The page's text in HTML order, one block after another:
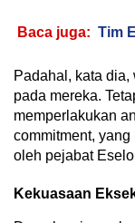
Baca juga: Tim
Padahal, kata
pada mereka.
memperlakukan
commitment,
oleh pejabat
Kekuasaan